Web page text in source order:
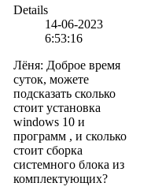
Details
14-06-2023
6:53:16
Лёня: Доброе время
суток, можете
подсказать сколько
стоит установка
windows 10 и
программ , и сколько
стоит сборка
системного блока из
комплектующих?